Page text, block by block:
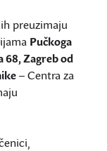
preuzimaju
Pučkoga
68, Zagreb od
– Centra za